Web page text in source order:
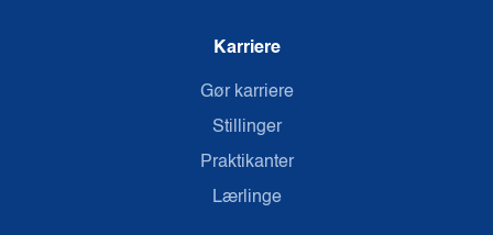
Karriere
Gør karriere
Stillinger
Praktikanter
Lærlinge